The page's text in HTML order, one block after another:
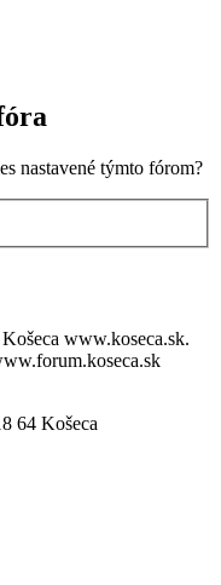
nastavené týmto fórom?
www.koseca.sk.
64 Košeca